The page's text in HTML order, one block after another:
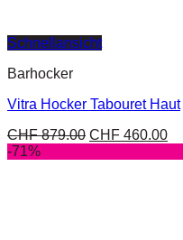
Schnellansicht
Barhocker
Vitra Hocker Tabouret Haut
CHF879.00 CHF 460.00
-71%